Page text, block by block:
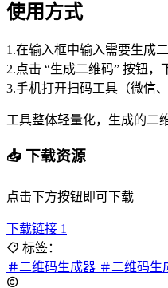
使用方式
1.在输入框中输入需要生成
2.点击 “生成二维码” 按钮，
3.手机打开扫码工具（微信
工具整体轻量化，生成的二
📥 下载资源
点击下方按钮即可下载
下载链接 1
标签：
二维码生成器
二维码生